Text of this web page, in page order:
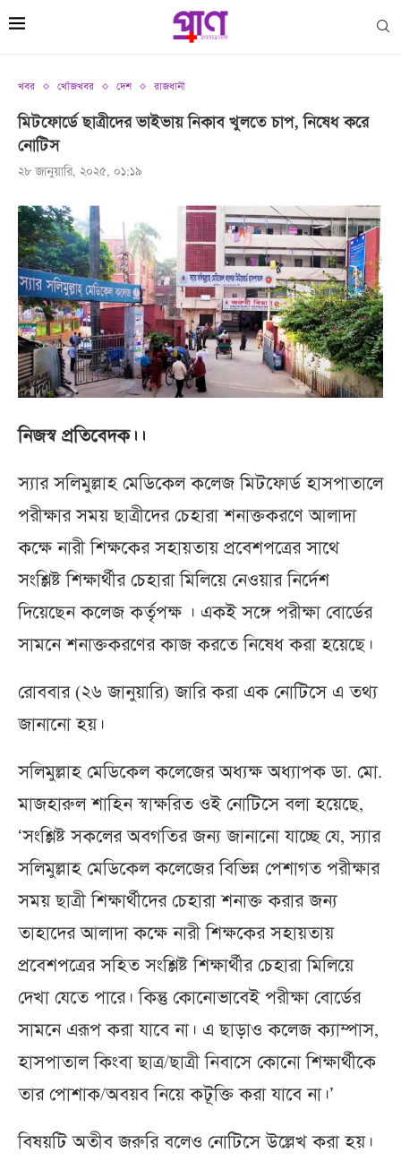
খবর খোঁজখবর দেশ রাজধানী
মিটফোর্ডে ছাত্রীদের ভাইভায় নিকাব খুলতে চাপ, নিষেধ করে
নোটিস
২৮ জানুয়ারি, ২০২৫, ০১:১৯
নিজস্ব প্রতিবেদক।।
স্যার সলিমুল্লাহ মেডিকেল কলেজ মিটফোর্ড হাসপাতালে
পরীক্ষার সময় ছাত্রীদের চেহারা শনাক্তকরণে আলাদা
কক্ষে নারী শিক্ষকের সহায়তায় প্রবেশপত্রের সাথে
সংশ্লিষ্ট শিক্ষার্থীর চেহারা মিলিয়ে নেওয়ার নির্দেশ
দিয়েছেন কলেজ কর্তৃপক্ষ । একই সঙ্গে পরীক্ষা বোর্ডের
সামনে শনাক্তকরণের কাজ করতে নিষেধ করা হয়েছে।
রোববার (২৬ জানুয়ারি) জারি করা এক নোটিসে এ তথ্য
জানানো হয়।
সলিমুল্লাহ মেডিকেল কলেজের অধ্যক্ষ অধ্যাপক ডা. মো.
মাজহারুল শাহিন স্বাক্ষরিত ওই নোটিসে বলা হয়েছে,
‘সংশ্লিষ্ট সকলের অবগতির জন্য জানানো যাচ্ছে যে, স্যার
সলিমুল্লাহ মেডিকেল কলেজের বিভিন্ন পেশাগত পরীক্ষার
সময় ছাত্রী শিক্ষার্থীদের চেহারা শনাক্ত করার জন্য
তাহাদের আলাদা কক্ষে নারী শিক্ষকের সহায়তায়
প্রবেশপত্রের সহিত সংশ্লিষ্ট শিক্ষার্থীর চেহারা মিলিয়ে
দেখা যেতে পারে। কিন্তু কোনোভাবেই পরীক্ষা বোর্ডের
সামনে এরূপ করা যাবে না। এ ছাড়াও কলেজ ক্যাম্পাস,
হাসপাতাল কিংবা ছাত্র/ছাত্রী নিবাসে কোনো শিক্ষার্থীকে
তার পোশাক/অবয়ব নিয়ে কটূক্তি করা যাবে না।’
বিষয়টি অতীব জরুরি বলেও নোটিসে উল্লেখ করা হয়।